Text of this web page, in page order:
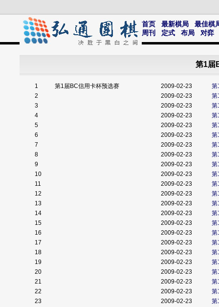
首页 最新棋局
最佳棋
周刊
定式 布局 对弈
第1届
1 第1届BC信用卡杯预选赛 2009-02-23
第
2
2009-02-23
第
3
2009-02-23
第
4
2009-02-23
第
5
2009-02-23
第
6
2009-02-23
第
7
2009-02-23
第
8
2009-02-23
第
9
2009-02-23
第
10
2009-02-23
第
11
2009-02-23
第
12
2009-02-23
第
13
2009-02-23
第
14
2009-02-23
第
15
2009-02-23
第
16
2009-02-23
第
17
2009-02-23
第
18
2009-02-23
第
19
2009-02-23
第
20
2009-02-23
第
21
2009-02-23
第
22
2009-02-23
第
23
2009-02-23
第